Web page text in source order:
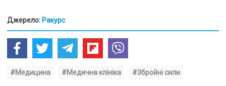
Джерело: Ракурс
#Медицина #Медична клініка #Збройні сили